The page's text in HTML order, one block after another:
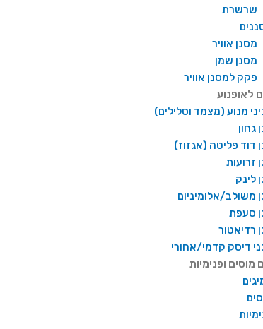
שרשרת
מסנן אוויר
מסנן שמן
פקק למסנן אוויר
לאופנוע
מנוע (מצמד וסלילים)
גחון
דוד פליטה (אגזוז)
זרועות
לינק
משולב/אלומיניום
סעפת
רדיאטור
דיסק קדמי/אחורי
מוסים ופנימיות